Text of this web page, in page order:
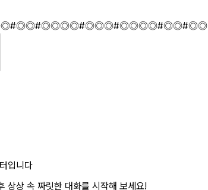
#◎◎#◎◎◎◎#◎◎◎#◎◎◎◎#◎◎#◎◎
입니다
상상 속 짜릿한 대화를 시작해 보세요!